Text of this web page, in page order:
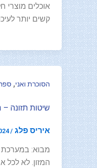
אוכלים מוצרי
קשים יותר
הסוכרת ואני,
שיטות תזונה –
איריס פלג /
מבוא: במערכת
המזון. לא לכל